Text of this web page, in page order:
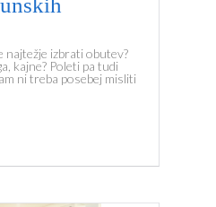
najtežje izbrati obutev?
kajne? Poleti pa tudi
ni treba posebej misliti